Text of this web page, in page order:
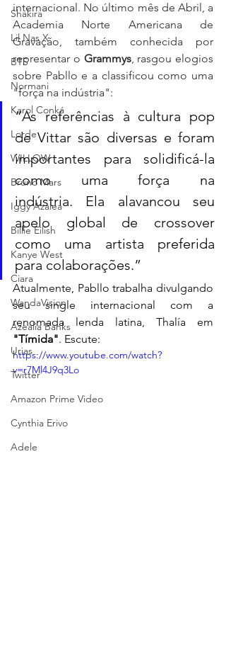
Shakira
Lil Nas X
BTS
Normani
Karol Conká
Lorde
WILLOW
Bruno Mars
Iggy Azalea
Billie Eilish
Kanye West
Ciara
WandaVision
Azealia Banks
Urias
Twitter
Amazon Prime Video
Cynthia Erivo
Adele
internacional. No último mês de Abril, a
Academia Norte Americana de
Gravação, também conhecida por
representar o Grammys, rasgou elogios
sobre Pabllo e a classificou como uma
"força na indústria":
“As referências à cultura pop
de Vittar são diversas e foram
importantes para solidificá-la
como uma força na
indústria. Ela alavancou seu
apelo global de crossover
como uma artista preferida
para colaborações.”
Atualmente, Pabllo trabalha divulgando
seu single internacional com a
"Tímida". Escute:
https://www.youtube.com/watch?
v=r7Ml4J9q3Lo